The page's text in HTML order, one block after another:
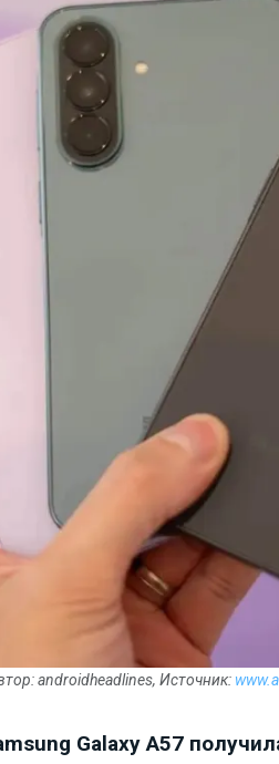
androidheadlines, Источник:
Galaxy A57